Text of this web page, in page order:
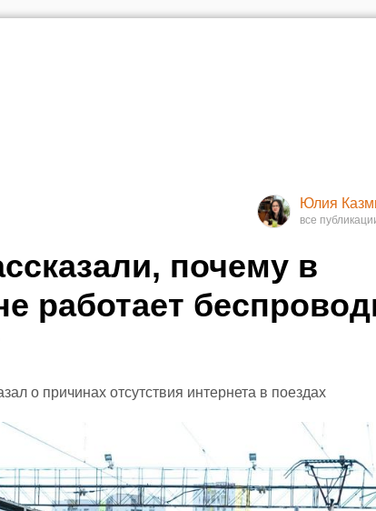
Юлия
почему в
работает
о причинах отсутствия интернета в поездах